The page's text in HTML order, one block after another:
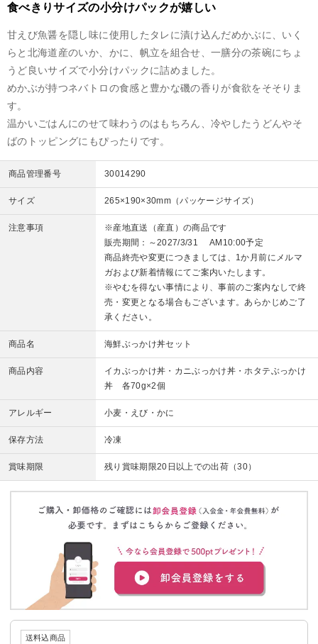
食べきりサイズの小分けパックが嬉しい
甘えび魚醤を隠し味に使用したタレに漬け込んだめかぶに、いく
らと北海道産のいか、かに、帆立を組合せ、一膳分の茶碗にちょ
うど良いサイズで小分けパックに詰めました。
めかぶが持つネバトロの食感と豊かな磯の香りが食欲をそそりま
す。
温かいごはんにのせて味わうのはもちろん、冷やしたうどんやそ
ばのトッピングにもぴったりです。
商品管理番号 30014290
サイズ 265×190×30mm（パッケージサイズ）
注意事項
※産地直送（産直）の商品です
販売期間：～2027/3/31 AM10:00予定
商品終売や変更につきましては、1か月前にメルマ
ガおよび新着情報にてご案内いたします。
※やむを得ない事情により、事前のご案内なしで終
売・変更となる場合もございます。あらかじめご了
承ください。
商品名 海鮮ぶっかけ丼セット
商品内容
イカぶっかけ丼・カニぶっかけ丼・ホタテぶっかけ
丼 各70g×2個
アレルギー 小麦・えび・かに
保存方法 冷凍
賞味期限 残り賞味期限20日以上での出荷（30）
送料込商品